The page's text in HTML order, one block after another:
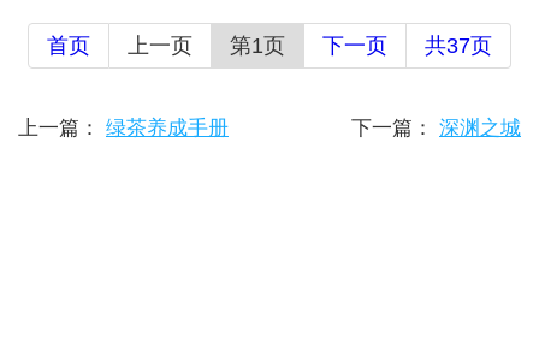
首页 上一页 第1页 下一页 共37页
上一篇： 绿茶养成手册 下一篇： 深渊之城